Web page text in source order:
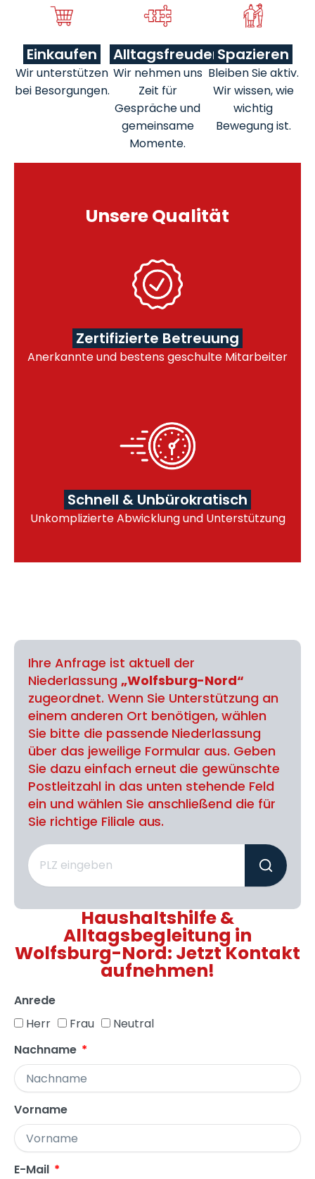
Einkaufen
Wir unterstützen
bei Besorgungen.
Alltagsfreuden
Wir nehmen uns
Zeit für
Gespräche und
gemeinsame
Momente.
Spazieren
Bleiben Sie aktiv.
Wir wissen, wie
wichtig
Bewegung ist.
Unsere Qualität
Zertifizierte Betreuung
Anerkannte und bestens geschulte Mitarbeiter
Schnell & Unbürokratisch
Unkomplizierte Abwicklung und Unterstützung
Ihre Anfrage ist aktuell der
Niederlassung „Wolfsburg-Nord“
zugeordnet. Wenn Sie Unterstützung an
einem anderen Ort benötigen, wählen
Sie bitte die passende Niederlassung
über das jeweilige Formular aus. Geben
Sie dazu einfach erneut die gewünschte
Postleitzahl in das unten stehende Feld
ein und wählen Sie anschließend die für
Sie richtige Filiale aus.
Haushaltshilfe &
Alltagsbegleitung in
Wolfsburg-Nord: Jetzt Kontakt
aufnehmen!
Anrede
Herr
Frau
Neutral
Nachname
Vorname
E-Mail